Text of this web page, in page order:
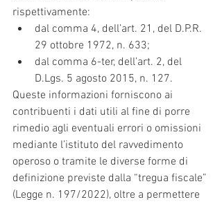
rispettivamente:
dal comma 4, dell’art. 21, del D.P.R.
29 ottobre 1972, n. 633;
dal comma 6-ter, dell’art. 2, del
D.Lgs. 5 agosto 2015, n. 127.
Queste informazioni forniscono ai
contribuenti i dati utili al fine di porre
rimedio agli eventuali errori o omissioni
mediante l’istituto del ravvedimento
operoso o tramite le diverse forme di
definizione previste dalla “tregua fiscale”
(Legge n. 197/2022), oltre a permettere